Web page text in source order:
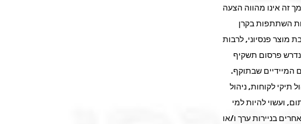
זה אינו מהווה הצעה
השתתפות בקרן
מוצר פנסיוני, לרבות
נדרש פרסום תשקיף
המיידיים שבתוקף.
תיקי לקוחות, ניהול
ועשוי להיות למי
בניירות ערך ו/או